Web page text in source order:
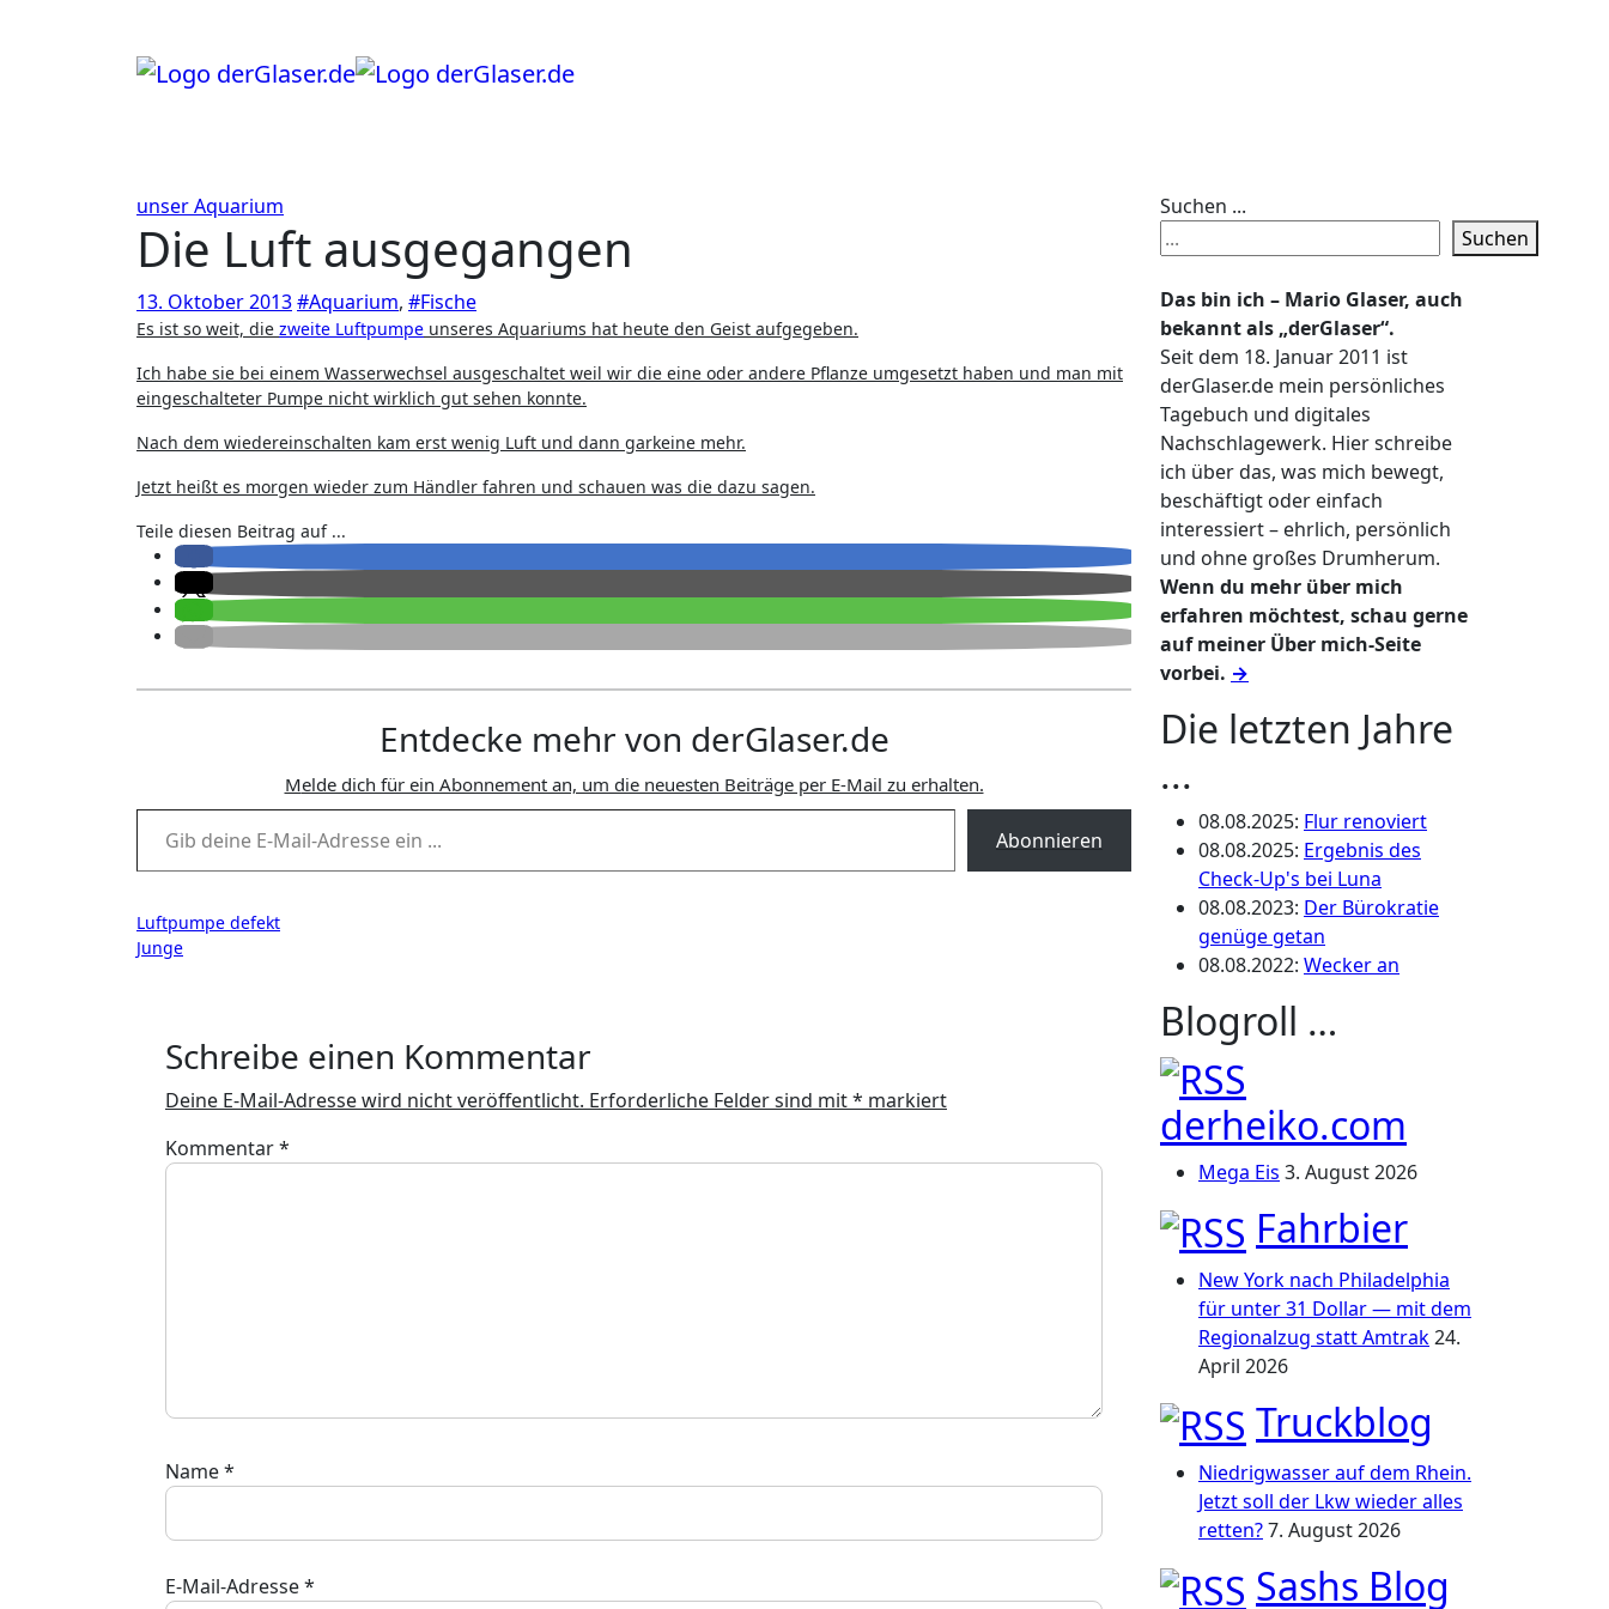
unser Aquarium
Die Luft ausgegangen
13. Oktober 2013#Aquarium, #Fische
Es ist so weit, die zweite Luftpumpe unseres Aquariums hat heute den Geist aufgegeben.
Ich habe sie bei einem Wasserwechsel ausgeschaltet weil wir die eine oder andere Pflanze umgesetzt haben und man mit
eingeschalteter Pumpe nicht wirklich gut sehen konnte.
Nach dem wiedereinschalten kam erst wenig Luft und dann garkeine mehr.
Jetzt heißt es morgen wieder zum Händler fahren und schauen was die dazu sagen.
Teile diesen Beitrag auf ...
Entdecke mehr von derGlaser.de
Melde dich für ein Abonnement an, um die neuesten Beiträge per E-Mail zu erhalten.
Gib deine E-Mail-Adresse ein ...
Abonnieren
Beitragsnavigation
Luftpumpe defekt
Junge
Schreibe einen Kommentar
Deine E-Mail-Adresse wird nicht veröffentlicht. Erforderliche Felder sind mit* markiert
Kommentar*
Name*
E-Mail-Adresse*
Suchen ...
Suchen
Das bin ich – Mario Glaser, auch
bekannt als „derGlaser“.
Seit dem 18. Januar 2011 ist
derGlaser.de mein persönliches
Tagebuch und digitales
Nachschlagewerk. Hier schreibe
ich über das, was mich bewegt,
beschäftigt oder einfach
interessiert – ehrlich, persönlich
und ohne großes Drumherum.
Wenn du mehr über mich
erfahren möchtest, schau gerne
auf meiner Über mich-Seite
vorbei. →
Die letzten Jahre
...
08.08.2025: Flur renoviert
08.08.2025: Ergebnis des
Check-Up's bei Luna
08.08.2023: Der Bürokratie
genüge getan
08.08.2022: Wecker an
Blogroll …
derheiko.com
Mega Eis 3. August 2026
Fahrbier
New York nach Philadelphia
für unter 31 Dollar — mit dem
Regionalzug statt Amtrak24.
April 2026
Truckblog
Niedrigwasser auf dem Rhein.
Jetzt soll der Lkw wieder alles
retten?7. August 2026
Sashs Blog